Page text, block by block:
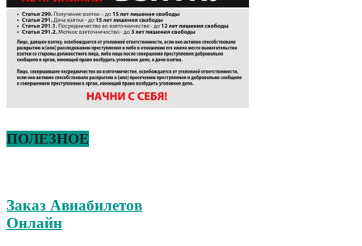
ПОЛЕЗНОЕ
Заказ Авиабилетов
Онлайн